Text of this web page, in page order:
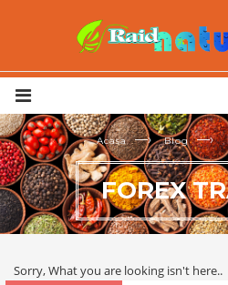
Acasa —› Blog —›
FOREX
Sorry, What you are looking isn't here..